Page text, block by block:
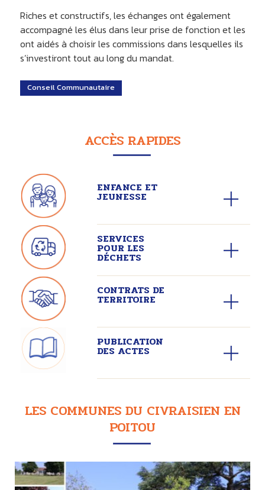
Riches et constructifs, les échanges ont également
accompagné les élus dans leur prise de fonction et les
ont aidés à choisir les commissions dans lesquelles ils
s’investiront tout au long du mandat.
Conseil Communautaire
ACCÈS RAPIDES
ENFANCE ET
JEUNESSE
SERVICES
POUR LES
DÉCHETS
CONTRATS DE
TERRITOIRE
PUBLICATION
DES ACTES
LES COMMUNES DU CIVRAISIEN EN
POITOU